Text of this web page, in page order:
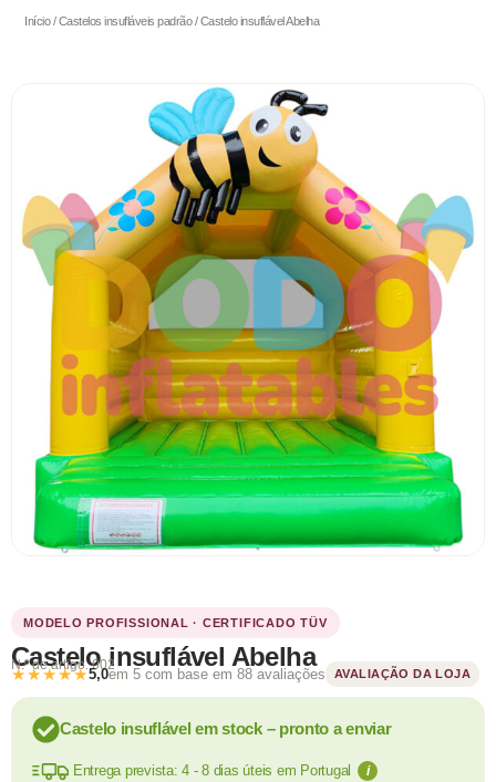
Início/Castelos insufláveis padrão/ Castelo insuflável Abelha
MODELO PROFISSIONAL · CERTIFICADO TÜV
Castelo insuflável Abelha
N.º de artigo: 002
★★★★★5,0em 5 com base em 88 avaliações AVALIAÇÃO DA LOJA
Castelo insuflável em stock – pronto a enviar
Entrega prevista: 4 - 8 dias úteis em Portugal
i